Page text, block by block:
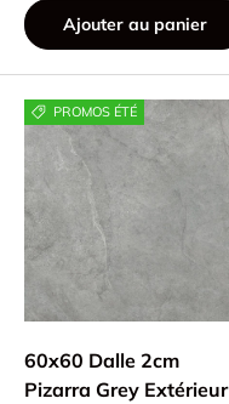
Ajouter au panier
PROMOS ÉTÉ
60x60 Dalle 2cm
Pizarra Grey Extérieur